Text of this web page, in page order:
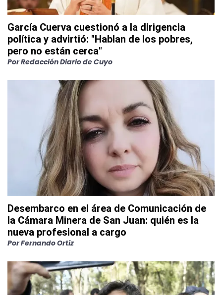
García Cuerva cuestionó a la dirigencia
política y advirtió: "Hablan de los pobres,
pero no están cerca"
PorRedacción Diario de Cuyo
Desembarco en el área de Comunicación de
la Cámara Minera de San Juan: quién es la
nueva profesional a cargo
PorFernando Ortiz